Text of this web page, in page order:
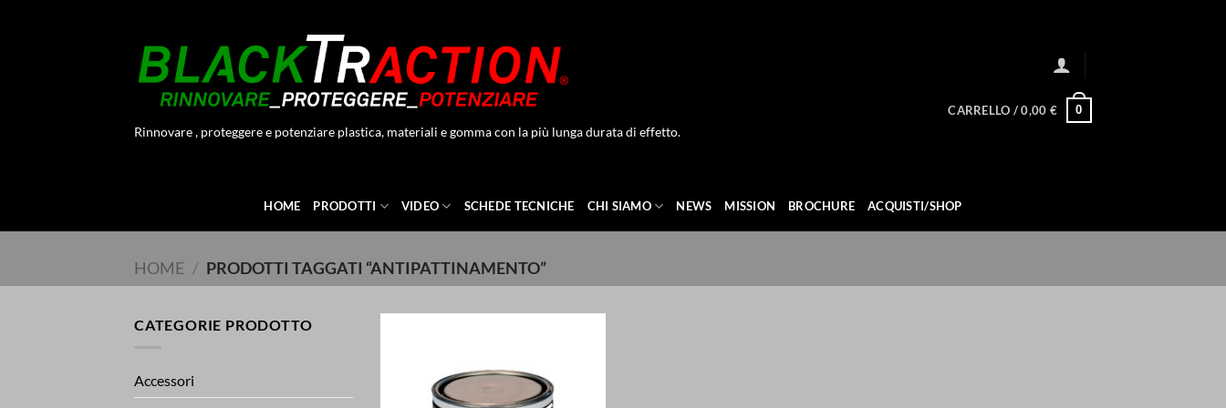
Rinnovare , proteggere e potenziare plastica, materiali e gomma con la più lunga durata di effetto.
CARRELLO /0,00 € 0
HOME PRODOTTI VIDEO SCHEDE TECNICHE CHI SIAMO NEWS MISSION BROCHURE ACQUISTI/SHOP
HOME / PRODOTTI TAGGATI “ANTIPATTINAMENTO”
CATEGORIE PRODOTTO
Accessori